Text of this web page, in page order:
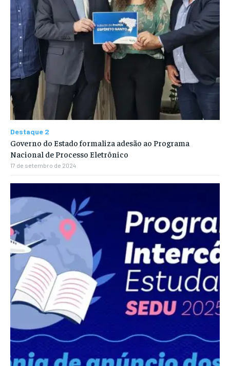
Destaque 2
Governo do Estado formaliza adesão ao Programa
Nacional de Processo Eletrônico
17 de setembro de 2024